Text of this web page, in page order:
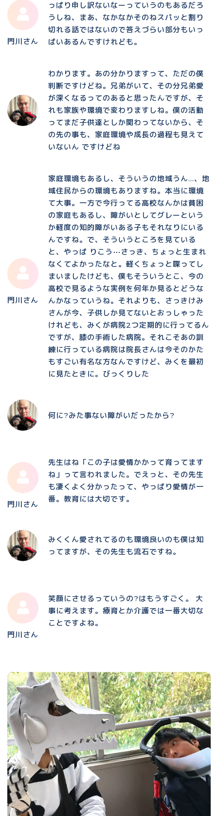
門川さん
っぱり申し訳ないなーっていうのもあるだろ
うしね、まあ、なかなかそのねスパッと割り
切れる話ではないので答えづらい部分もいっ
ぱいあるんですけれども。
わかります。あの分かりますって、ただの僕
判断ですけどね。兄弟がいて、その分兄弟愛
が深くなるってのあると思ったんですが、そ
れも家族や環境で変わりますしね。僕の活動
ってまだ子供達としか関わってないから、そ
の先の事も、家庭環境や成長の過程も見えて
いないん ですけどね
門川さん
家庭環境もあるし、そういうの地域うん…、地
域住民からの環境もありますね。本当に環境
て大事。一方で今行ってる高校なんかは貧困
の家庭もあるし、障がいとしてグレーという
か軽度の知的障がいある子もそれなりにいる
んですね。で、そういうところを見ている
と、やっぱ りこう⋯さっき、ちょっと生まれ
なくてよかったなと。軽くちょっと喋ってし
まいましたけども、僕もそういうとこ、今の
高校で見るような実例を何年か見るとどうな
んかなっていうね。それよりも、さっきけみ
さんが今、子供しか見てないとおっしゃった
けれども、みくが病院2つ定期的に行ってるん
ですが、膝の手術した病院。それこそあの訓
練に行っている病院は院長さんは今そのかた
もすごい有名な方なんですけど、みくを最初
に見たときに。びっくりした
何に?みた事ない障がいだったから?
門川さん
先生はね「この子は愛情かかって育ってます
ね」って言われました。でえっと、その先生
も凄くよく分かったって、やっぱり愛情が一
番。教育には大切です。
みくくん愛されてるのも環境良いのも僕は知
ってますが、その先生も流石ですね。
門川さん
笑顔にさせるっていうの?はもうすごく。 大
事に考えます。療育とか介護では一番大切な
ことですよね。